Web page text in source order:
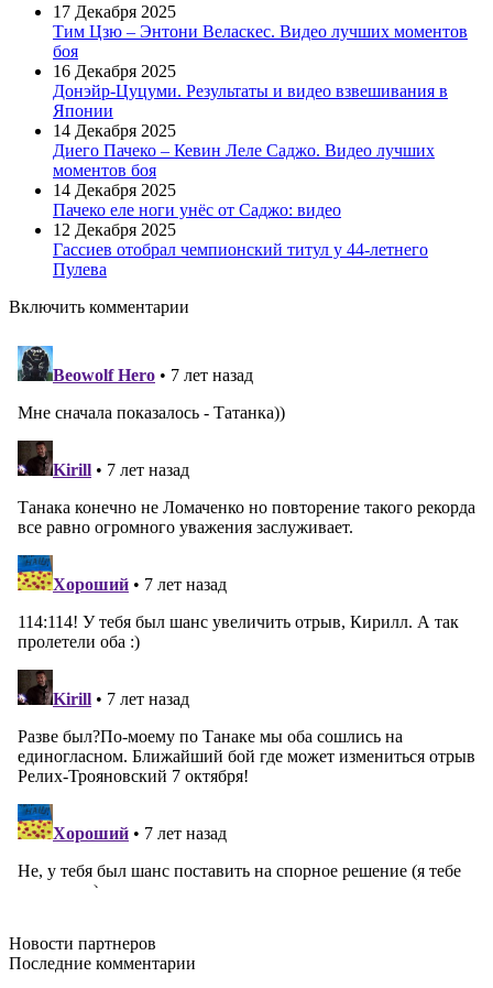
17 Декабря 2025
Тим Цзю – Энтони Веласкес. Видео лучших моментов
боя
16 Декабря 2025
Донэйр-Цуцуми. Результаты и видео взвешивания в
Японии
14 Декабря 2025
Диего Пачеко – Кевин Леле Саджо. Видео лучших
моментов боя
14 Декабря 2025
Пачеко еле ноги унёс от Саджо: видео
12 Декабря 2025
Гассиев отобрал чемпионский титул у 44-летнего
Пулева
Включить комментарии
Новости партнеров
Последние комментарии